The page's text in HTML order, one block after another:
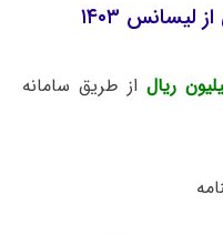
۱۴۰۳
ریال از طریق سامانه